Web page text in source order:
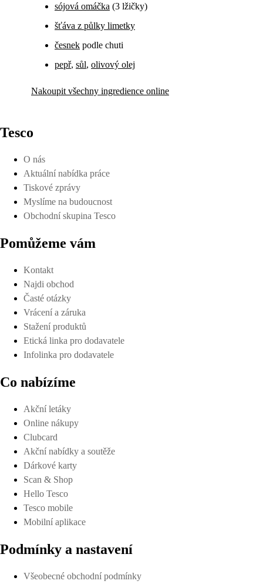
sójová omáčka (3 lžičky)
šťáva z půlky limetky
česnek podle chuti
pepř, sůl, olivový olej
Nakoupit všechny ingredience online
Tesco
O nás
Aktuální nabídka práce
Tiskové zprávy
Myslíme na budoucnost
Obchodní skupina Tesco
Pomůžeme vám
Kontakt
Najdi obchod
Časté otázky
Vrácení a záruka
Stažení produktů
Etická linka pro dodavatele
Infolinka pro dodavatele
Co nabízíme
Akční letáky
Online nákupy
Clubcard
Akční nabídky a soutěže
Dárkové karty
Scan & Shop
Hello Tesco
Tesco mobile
Mobilní aplikace
Podmínky a nastavení
Všeobecné obchodní podmínky